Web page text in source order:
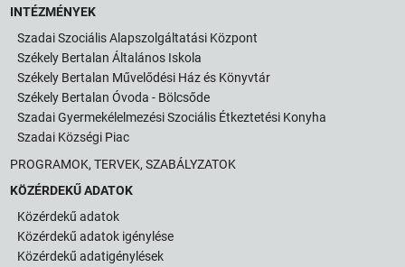
INTÉZMÉNYEK
Szadai Szociális Alapszolgáltatási Központ
Székely Bertalan Általános Iskola
Székely Bertalan Művelődési Ház és Könyvtár
Székely Bertalan Óvoda - Bölcsőde
Szadai Gyermekélelmezési Szociális Étkeztetési Konyha
Szadai Községi Piac
PROGRAMOK, TERVEK, SZABÁLYZATOK
KÖZÉRDEKŰ ADATOK
Közérdekű adatok
Közérdekű adatok igénylése
Közérdekű adatigénylések